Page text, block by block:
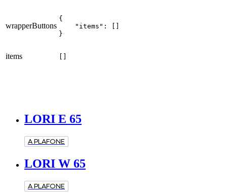
wrapperButtons
{
    "items": []
}
items []
LORI E 65
A PLAFONE
LORI W 65
A PLAFONE